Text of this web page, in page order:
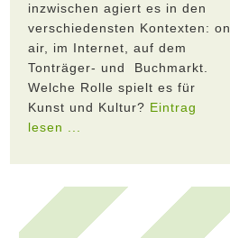
inzwischen agiert es in den
verschiedensten Kontexten: on
air, im Internet, auf dem
Tonträger- und Buchmarkt.
Welche Rolle spielt es für
Kunst und Kultur? Eintrag
lesen ...